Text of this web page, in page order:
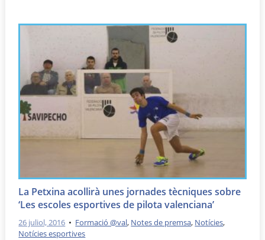
La Petxina acollirà unes jornades tècniques sobre
‘Les escoles esportives de pilota valenciana’
26 juliol, 2016 • Formació @val, Notes de premsa, Notícies,
Notícies esportives